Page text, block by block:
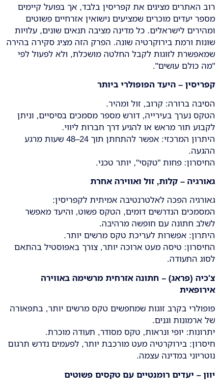
רוב האתרים מציגים את קפריסין בלבד, אך בפועל קיימים
מספר יעדים מוכרים שמציעים נישואין אזרחיים פשוטים
ומהירים לישראלים. כל מדינה מציבה תנאים שונים, עלויות
שונות ורמת בירוקרטיה שונה. הפרק הזה מציג סקירה בהירה
שמאפשרת לזוגות לקבל החלטה מושכלת, ולא לפעול לפי
"מה כולם עושים".
קפריסין – היעד הפופולרי ביותר
הסיבה ברורה: קרוב, זול ומהיר.
הטקס נערך בעירייה, דורש מספר מסמכים בסיסיים, וניתן
לקבוע תור מראש או להגיע דרך חברות ליווי.
היתרון המרכזי: אפשר להתחתן תוך 24–48 שעות מרגע
ההגעה.
החיסרון: פחות "טקסי", יותר טכני.
גאורגיה – קלות, זול ואווירה אחרת
גאורגיה הפכה לאלטרנטיבה אמיתית לקפריסין:
המסמכים הנדרשים דומים, הטקס פשוט, והיעד מאפשר
לשלב חתונה עם חופשה מרהיבה.
היתרון: אפשרות לעריכת טקס מרשים יותר.
החיסרון: טיסה מעט ארוכה יותר, צורך באפוסטיל בהתאם
לסוג התעודה.
צ'כיה (פראג) – חתונה אזרחית מרשימה באווירה
אירופאית
פופולרי בקרב זוגות שמחפשים טקס מרשים יותר, בתפאורה
של ארמונות וגנים.
יתרונות: יופי ונראות, טקס מסודר, תעודה מוכרת.
חיסרון: בירוקרטיה מעט מורכבת יותר, לפעמים נדרש תרגום
נוטריוני במדינה עצמה.
יוון – יעדים רומנטיים עם טקסים פשוטים